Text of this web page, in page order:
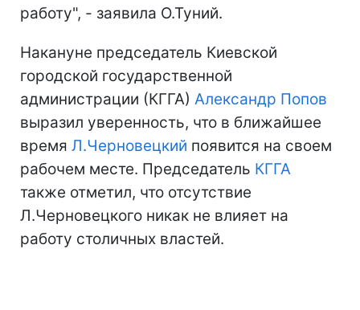
работу", - заявила О.Туний.
Накануне председатель Киевской
городской государственной
администрации (КГГА) Александр Попов
выразил уверенность, что в ближайшее
время Л.Черновецкий появится на своем
рабочем месте. Председатель КГГА
также отметил, что отсутствие
Л.Черновецкого никак не влияет на
работу столичных властей.